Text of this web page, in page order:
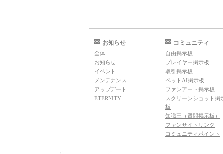
お知らせ
全体
お知らせ
イベント
メンテナンス
アップデート
ETERNITY
コミュニティ
自由掲示板
プレイヤー掲示板
取引掲示板
ペットAI掲示板
ファンアート掲示板
スクリーンショット掲
板
知識王（質問掲示板）
ファンサイトリンク
コミュニティポイント